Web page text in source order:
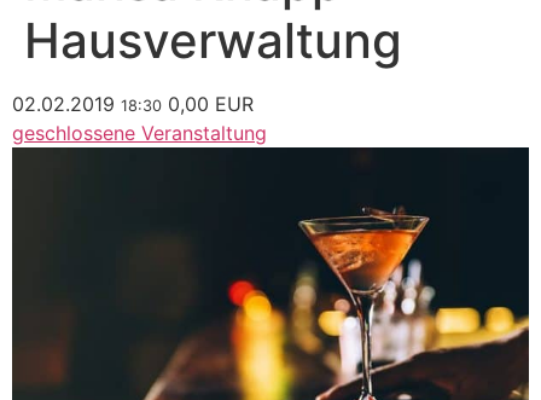
Hausverwaltung
02.02.2019 18:30 0,00 EUR
geschlossene Veranstaltung